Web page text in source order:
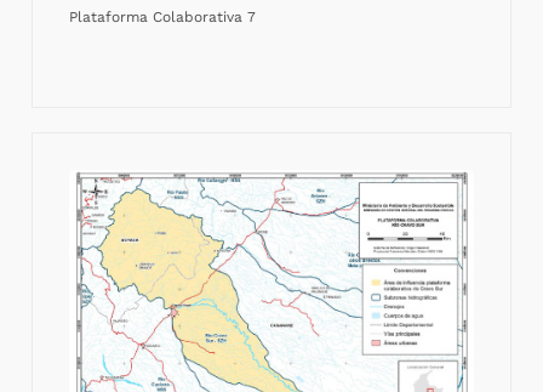
Plataforma Colaborativa 7